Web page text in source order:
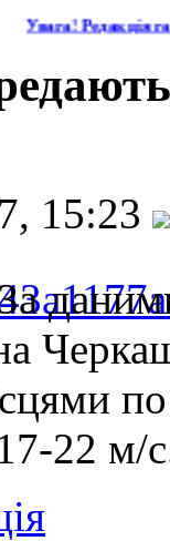
Увага! Редакція
15:23
22 м/